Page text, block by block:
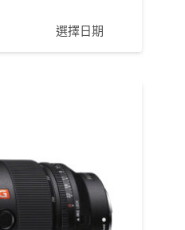
選擇日期